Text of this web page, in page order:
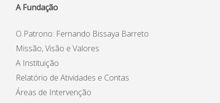
Património Inicial
A Fundação
O Patrono: Fernando Bissaya Barreto
Missão, Visão e Valores
A Instituição
Relatório de Atividades e Contas
Áreas de Intervenção